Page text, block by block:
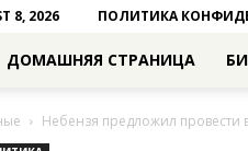
8, 2026 ПОЛИТИКА
ДОМАШНЯЯ СТРАНИЦА
Небензя предложил провести